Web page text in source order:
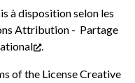
à disposition selon les
Attribution - Partage
.
of the License Creative